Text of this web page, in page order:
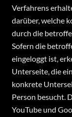
Verfahrens
darüber, welche
durch die
Sofern die
eingeloggt ist,
Unterseite, die
konkrete
Person besucht.
YouTube und